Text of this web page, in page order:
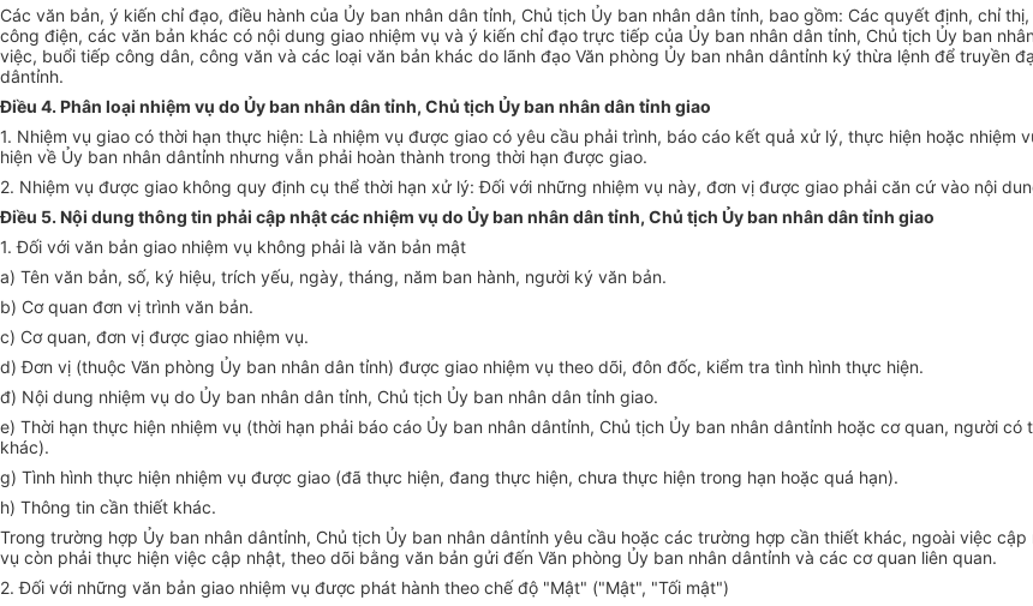
Các văn bản, ý kiến chỉ đạo, điều hành của Ủy ban nhân dân tỉnh, Chủ tịch Ủy ban nhân dân tỉnh, bao gồm: Các quyết định, chỉ
công điện, các văn bản khác có nội dung giao nhiệm vụ và ý kiến chỉ đạo trực tiếp của Ủy ban nhân dân tỉnh, Chủ tịch Ủy ban nh
việc, buổi tiếp công dân, công văn và các loại văn bản khác do lãnh đạo Văn phòng Ủy ban nhân dântỉnh ký thừa lệnh để truyền
dântỉnh.
Điều 4. Phân loại nhiệm vụ do Ủy ban nhân dân tỉnh, Chủ tịch Ủy ban nhân dân tỉnh giao
1. Nhiệm vụ giao có thời hạn thực hiện: L à nhiệm vụ được giao có yêu cầu phải trình, báo cáo kết quả xử lý, thực hiện hoặc nhiệm
hiện về Ủy ban nhân dântỉnh nhưng vẫn phải hoàn thành trong thời hạn được giao.
2. Nhiệm vụ được giao không quy định cụ thể thời hạn xử lý: Đối với những nhiệm vụ này, đơn vị được giao phải căn cứ vào nội
Điều 5. Nội dung thông tin phải cập nhật các nhiệm vụ do Ủy ban nhân dân tỉnh, Chủ tịch Ủy ban nhân dân tỉnh giao
1. Đối với văn bản giao nhiệm vụ không phải là văn bản mật
a) Tên văn bản, số, ký hiệu, trích yếu, ngày, tháng, năm ban hành, người ký văn bản.
b) Cơ quan đơn vị trình văn bản.
c) Cơ quan, đơn vị được giao nhiệm vụ.
d) Đơn vị (thuộc Văn phòng Ủy ban nhân dân tỉnh) được giao nhiệm vụ theo dõi, đôn đốc, kiểm tra tình hình thực hiện.
đ) Nội dung nhiệm vụ do Ủy ban nhân dân tỉnh, Chủ tịch Ủy ban nhân dân tỉnh giao.
e) Thời hạn thực hiện nhiệm vụ (thời hạn phải báo cáo Ủy ban nhân dântỉnh, Chủ tịch Ủy ban nhân dântỉnh hoặc cơ quan, người có
khác).
g) Tình hình thực hiện nhiệm vụ được giao (đã thực hiện, đang thực hiện, chưa thực hiện trong hạn hoặc quá hạn).
h) Thông tin cần thiết khác.
Trong trường hợp Ủy ban nhân dântỉnh, Chủ tịch Ủy ban nhân dântỉnh yêu cầu hoặc các trường hợp cần thiết khác, ngoài việc cập
vụ còn phải thực hiện việc cập nhật, theo dõi bằng văn bản gửi đến Văn phòng Ủy ban nhân dântỉnh và các cơ quan liên quan.
2. Đối với những văn bản giao nhiệm vụ được phát hành theo chế độ "Mật" ("Mật", "Tối mật")